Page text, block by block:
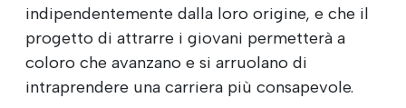
indipendentemente dalla loro origine, e che il
progetto di attrarre i giovani permetterà a
coloro che avanzano e si arruolano di
intraprendere una carriera più consapevole.